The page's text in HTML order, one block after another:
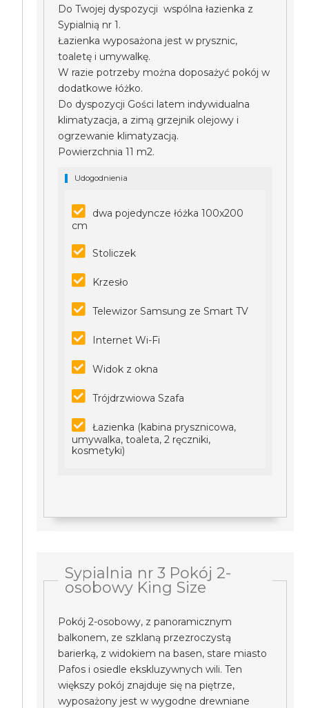
Do Twojej dyspozycji wspólna łazienka z
Sypialnią nr 1.
Łazienka wyposażona jest w prysznic,
toaletę i umywalkę.
W razie potrzeby można doposażyć pokój w
dodatkowe łóżko.
Do dyspozycji Gości latem indywidualna
klimatyzacja, a zimą grzejnik olejowy i
ogrzewanie klimatyzacją.
Powierzchnia 11 m2.
Udogodnienia
dwa pojedyncze łóżka 100x200
cm
Stoliczek
Krzesło
Telewizor Samsung ze Smart TV
Internet Wi-Fi
Widok z okna
Trójdrzwiowa Szafa
Łazienka (kabina prysznicowa,
umywalka, toaleta, 2 ręczniki,
kosmetyki)
Sypialnia nr 3 Pokój 2-
osobowy King Size
Pokój 2-osobowy, z panoramicznym
balkonem, ze szklaną przezroczystą
barierką, z widokiem na basen, stare miasto
Pafos i osiedle ekskluzywnych wili. Ten
większy pokój znajduje się na piętrze,
wyposażony jest w wygodne drewniane